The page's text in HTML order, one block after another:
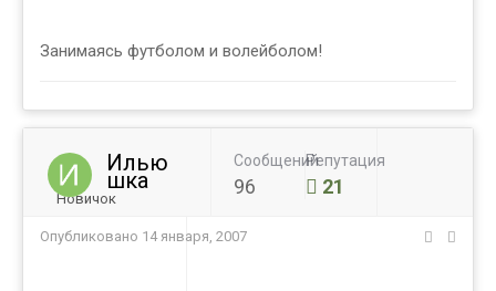
Занимаясь футболом и волейболом!
Илью
шка
Новичок
Сообщений
96
Репутация
21
Опубликовано 14 января, 2007